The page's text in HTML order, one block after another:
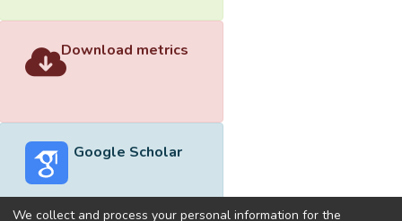
Download metrics
Google Scholar
We collect and process your personal information for the